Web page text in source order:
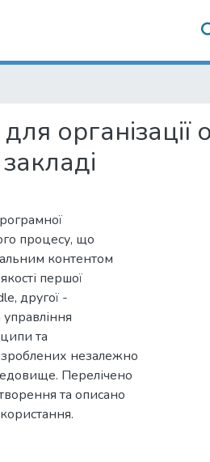
організації
процесу, що
контентом
першої
другої -
та
незалежно
Перелічено
та описано